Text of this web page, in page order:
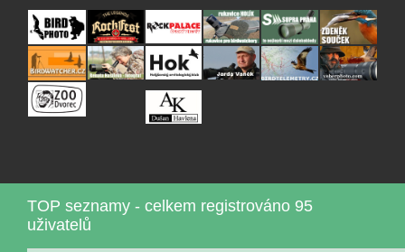
TOP seznamy - celkem registrováno 95
uživatelů